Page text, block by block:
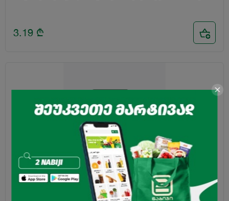
3.19 ₾
ჩიფსი კარტოფილის "ფრიქსი" ბარბექიუს გემოთი